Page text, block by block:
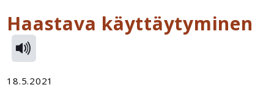
Haastava käyttäytyminen
18.5.2021